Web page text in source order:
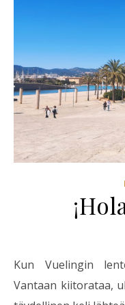
Kun Vuelingin lentokone rullaa pitkin Helsinki-
Vantaan kiitorataa,